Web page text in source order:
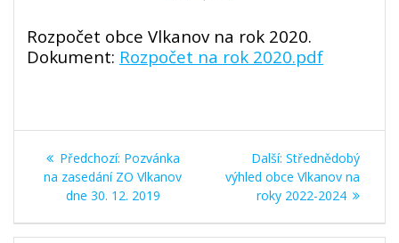
Rozpočet obce Vlkanov na rok 2020.
Dokument: Rozpočet na rok 2020.pdf
Navigace
pro
příspěvek
Předchozí: Předchozí
příspěvek:
Pozvánka
na zasedání ZO Vlkanov
dne 30. 12. 2019
Další: Další
příspěvek:
Střednědobý
výhled obce Vlkanov na
roky 2022-2024